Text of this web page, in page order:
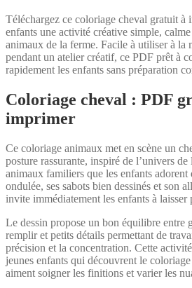
Téléchargez ce coloriage cheval gratuit à
enfants une activité créative simple,
animaux de la ferme. Facile à utiliser à la
pendant un atelier créatif, ce PDF prêt à
rapidement les enfants sans préparation
Coloriage cheval : PDF
imprimer
Ce coloriage animaux met en scène un
posture rassurante, inspiré de l’univers
animaux familiers que les enfants
ondulée, ses sabots bien dessinés et son
invite immédiatement les enfants à laisser
Le dessin propose un bon équilibre entre
remplir et petits détails permettant de
précision et la concentration. Cette
jeunes enfants qui découvrent le
aiment soigner les finitions et varier les